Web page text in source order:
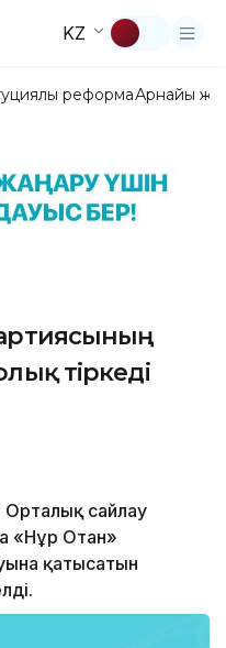
KZ
реформаАрнайы
тіркеді
Орталық сайлау
«Нұр Отан»
қатысатын